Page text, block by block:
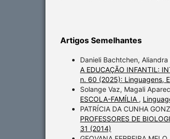
Artigos Semelhantes
Danieli Bachtchen,
A EDUCAÇÃO INFANTIL:
n. 60 (2025): Linguagens,
Solange Vaz, Magali
ESCOLA-FAMÍLIA ,
PATRÍCIA DA CUNHA
PROFESSORES DE
31 (2014)